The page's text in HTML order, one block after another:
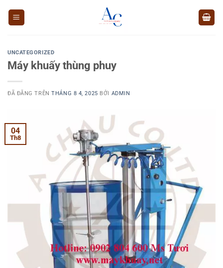
UNCATEGORIZED
Máy khuấy thùng phuy
ĐÃ ĐĂNG TRÊNTHÁNG 8 4, 2025 BỞI ADMIN
04
Th8